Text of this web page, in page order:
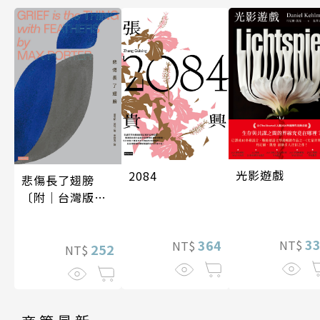
悲傷長了翅膀
〔附｜台灣版獨
NT$ 252
2084
NT$ 364
光影遊戲
NT$